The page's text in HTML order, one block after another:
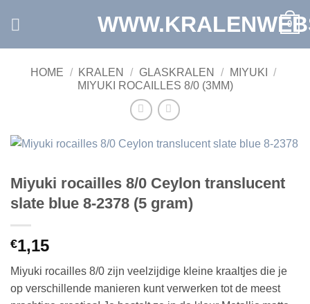
0
HOME / KRALEN / GLASKRALEN / MIYUKI
/
MIYUKI ROCAILLES 8/0 (3MM)
Miyuki rocailles 8/0 Ceylon translucent
slate blue 8-2378 (5 gram)
€1,15
Miyuki rocailles 8/0 zijn veelzijdige kleine kraaltjes die je
op verschillende manieren kunt verwerken tot de meest